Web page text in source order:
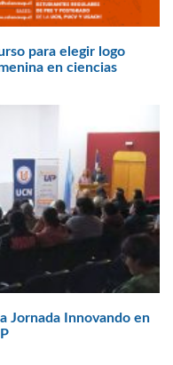
para elegir logo
en ciencias
Jornada Innovando en